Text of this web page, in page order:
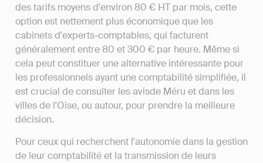
des tarifs moyens d'environ 80 € HT par mois, cette
option est nettement plus économique que les
cabinets d'experts-comptables, qui facturent
généralement entre 80 et 300 € par heure. Même si
cela peut constituer une alternative intéressante pour
les professionnels ayant une comptabilité simplifiée, il
est crucial de consulter les avisde Méru et dans les
villes de l'Oise, ou autour, pour prendre la meilleure
décision.
Pour ceux qui recherchent l'autonomie dans la gestion
de leur comptabilité et la transmission de leurs